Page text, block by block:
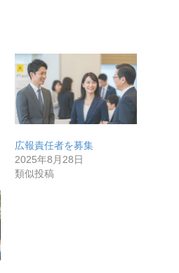
広報責任者を募集
2025年8月28日
類似投稿